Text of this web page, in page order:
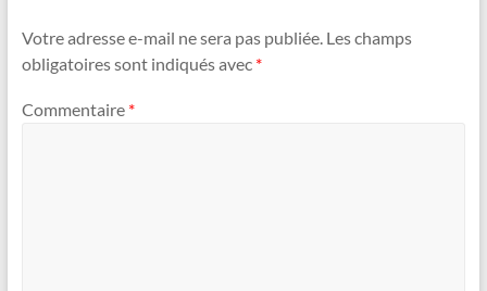
Votre adresse e-mail ne sera pas publiée. Les champs
obligatoires sont indiqués avec *
Commentaire *